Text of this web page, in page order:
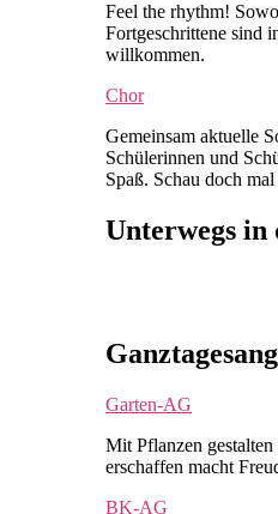
Feel the rhythm!
Fortgeschrittene sind
willkommen.
Chor
Gemeinsam aktuelle
Schülerinnen und
Spaß. Schau doch
Unterwegs in
Garten-AG
Mit Pflanzen
erschaffen macht
BK-AG